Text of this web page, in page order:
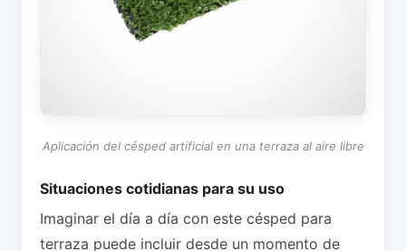
Aplicación del césped artificial en una terraza al aire libre
Situaciones cotidianas para su uso
Imaginar el día a día con este césped para
terraza puede incluir desde un momento de